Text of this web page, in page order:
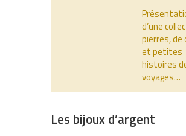
d’une
pierres, de
et petites
histoires
voyages…
Les bijoux d’argent